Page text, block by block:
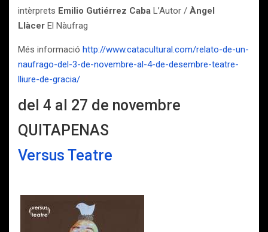
intèrprets Emilio Gutiérrez Caba L’Autor / Àngel
Llàcer El Nàufrag
Més informació http://www.catacultural.com/relato-de-un-
naufrago-del-3-de-novembre-al-4-de-desembre-teatre-
lliure-de-gracia/
del 4 al 27 de novembre
QUITAPENAS
Versus Teatre